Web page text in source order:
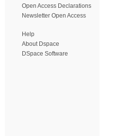
Open Access Declarations
Newsletter Open Access
Help
About Dspace
DSpace Software